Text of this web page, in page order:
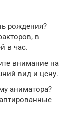
рождения?
в
в час.
внимание на
вид и цену.
аниматора?